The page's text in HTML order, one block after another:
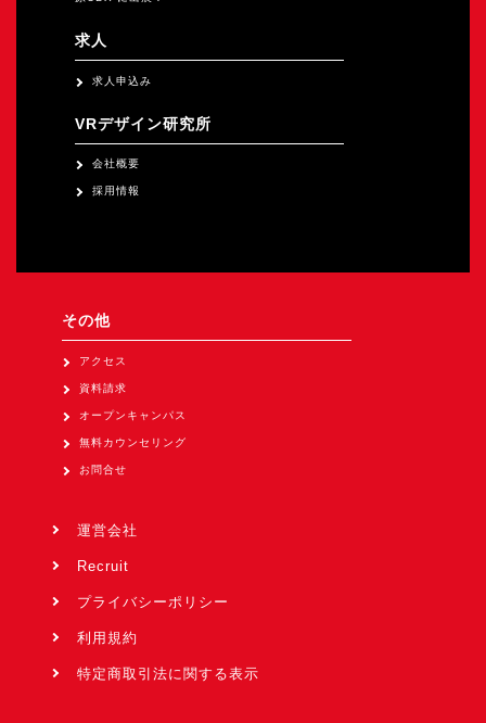
求人
求人申込み
VRデザイン研究所
会社概要
採用情報
その他
アクセス
資料請求
オープンキャンパス
無料カウンセリング
お問合せ
運営会社
Recruit
プライバシーポリシー
利用規約
特定商取引法に関する表示